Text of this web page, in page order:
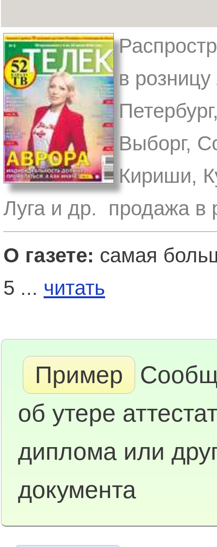
в
Выборг,
Кириши,
Луга и др. продажа в
О газете: самая
5 ... читать
Пример
об утере
диплома или
документа